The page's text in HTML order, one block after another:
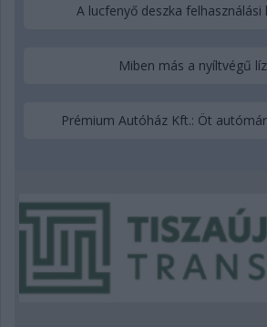
A lucfenyő deszka felhasználási
Miben más a nyíltvégű
Prémium Autóház Kft.: Öt